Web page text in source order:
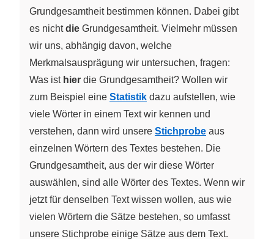
Grundgesamtheit bestimmen können. Dabei gibt
es nichtdie Grundgesamtheit. Vielmehr müssen
wir uns, abhängig davon, welche
Merkmalsausprägung wir untersuchen, fragen:
Was ist hier die Grundgesamtheit? Wollen wir
zum Beispiel eine Statistik dazu aufstellen, wie
viele Wörter in einem Text wir kennen und
verstehen, dann wird unsere Stichprobe aus
einzelnen Wörtern des Textes bestehen. Die
Grundgesamtheit, aus der wir diese Wörter
auswählen, sind alle Wörter des Textes. Wenn wir
jetzt für denselben Text wissen wollen, aus wie
vielen Wörtern die Sätze bestehen, so umfasst
unsere Stichprobe einige Sätze aus dem Text.